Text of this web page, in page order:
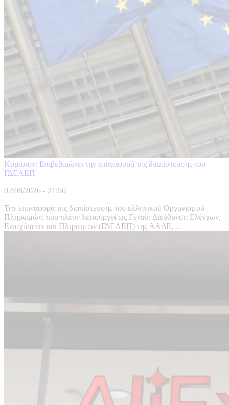
Κομισιόν: Επιβεβαιώνει την επαναφορά της διαπίστευσης του
ΓΔΕΛΕΠ
02/08/2026 - 21:50
Την επαναφορά της διαπίστευσης του ελληνικού Οργανισμού
Πληρωμών, που πλέον λειτουργεί ως Γενική Διεύθυνση Ελέγχων,
Ενισχύσεων και Πληρωμών (ΓΔΕΛΕΠ) της ΑΑΔΕ, ...